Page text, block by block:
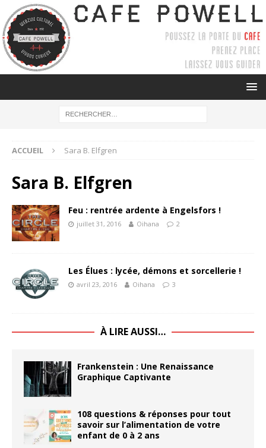
ACCUEIL Sara B. Elfgren
Sara B. Elfgren
Feu : rentrée ardente à Engelsfors !
juillet 31, 2016 Oihana 2
Les Élues : lycée, démons et sorcellerie !
avril 23, 2016 Oihana 3
À LIRE AUSSI…
Frankenstein : Une Renaissance
Graphique Captivante
108 questions & réponses pour tout
savoir sur l’alimentation de votre
enfant de 0 à 2 ans